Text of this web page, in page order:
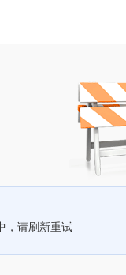
，请刷新重试